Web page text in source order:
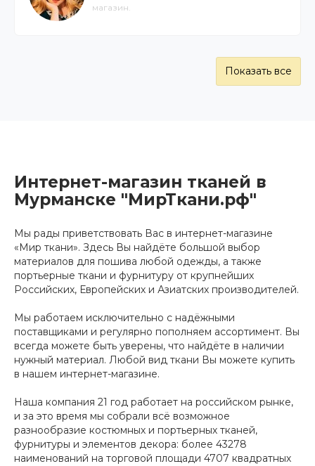
магазин.
Показать все
Интернет-магазин тканей в
Мурманске "МирТкани.рф"
Мы рады приветствовать Вас в интернет-магазине
«Мир ткани». Здесь Вы найдёте большой выбор
материалов для пошива любой одежды, а также
портьерные ткани и фурнитуру от крупнейших
Российских, Европейских и Азиатских производителей.
Мы работаем исключительно с надёжными
поставщиками и регулярно пополняем ассортимент. Вы
всегда можете быть уверены, что найдёте в наличии
нужный материал. Любой вид ткани Вы можете купить
в нашем интернет-магазине.
Наша компания 21 год работает на российском рынке,
и за это время мы собрали всё возможное
разнообразие костюмных и портьерных тканей,
фурнитуры и элементов декора: более 43278
наименований на торговой площади 4707 квадратных